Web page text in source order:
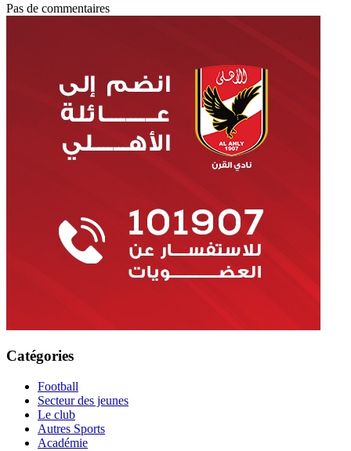
Pas de commentaires
Catégories
Football
Secteur des jeunes
Le club
Autres Sports
Académie